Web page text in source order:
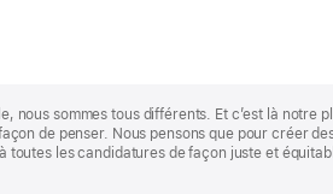
nous sommes tous différents. Et c’est là
de penser. Nous pensons que pour créer
toutes les candidatures de façon juste et